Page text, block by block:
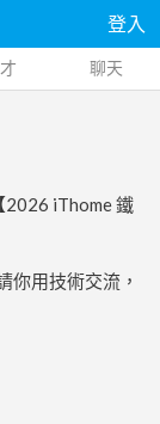
登入
聊天
2026 iThome 鐵
你用技術交流，